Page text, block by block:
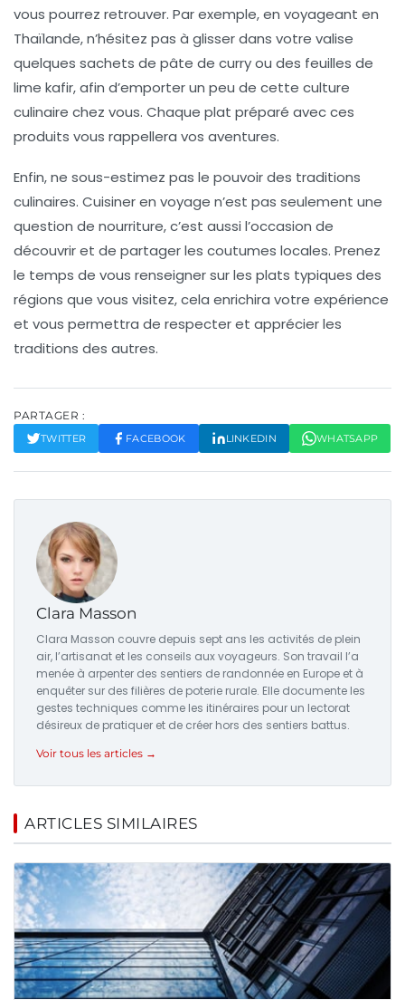
vous pourrez retrouver. Par exemple, en voyageant en
Thaïlande, n’hésitez pas à glisser dans votre valise
quelques sachets de pâte de curryou des feuilles de
lime kafir, afin d’emporter un peu de cette culture
culinaire chez vous. Chaque plat préparé avec ces
produits vous rappellera vos aventures.
Enfin, ne sous-estimez pas le pouvoir des traditions
culinaires. Cuisiner en voyage n’est pas seulement une
question de nourriture, c’est aussi l’occasion de
découvrir et de partager les coutumes locales. Prenez
le temps de vous renseigner sur les plats typiques des
régions que vous visitez, cela enrichira votre expérience
et vous permettra de respecter et apprécier les
traditions des autres.
PARTAGER :
TWITTER FACEBOOK LINKEDIN WHATSAPP
Clara Masson
Clara Masson couvre depuis sept ans les activités de plein
air, l’artisanat et les conseils aux voyageurs. Son travail l’a
menée à arpenter des sentiers de randonnée en Europe et à
enquêter sur des filières de poterie rurale. Elle documente les
gestes techniques comme les itinéraires pour un lectorat
désireux de pratiquer et de créer hors des sentiers battus.
Voir tous les articles →
ARTICLES SIMILAIRES